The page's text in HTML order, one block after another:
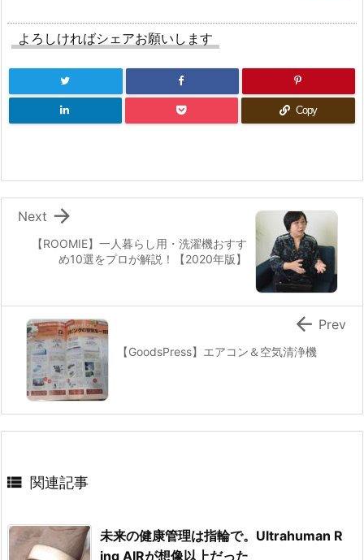
よろしければシェアお願いします
Copy
【ROOMIE】一人暮らし用・洗濯機おすす
め10選をプロが解説！【2020年版】

Next
【GoodsPress】エアコン＆空気清浄機
 Prev
 関連記事
未来の健康管理は指輪で。Ultrahuman R
ing AIRが想像以上だった